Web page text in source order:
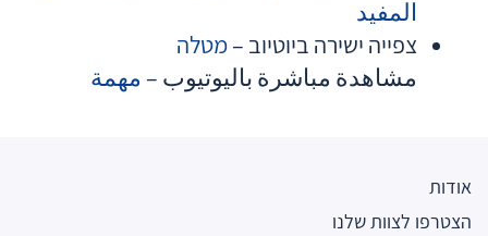
المفيد
צפייה ישירה ביוטיוב –מטלה
مشاهدة مباشرة باليوتيوب – مهمة
אודות
הצטרפו לצוות שלנו